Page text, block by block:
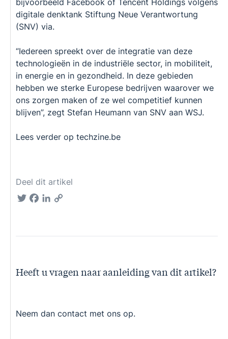
digitale denktank Stiftung Neue Verantwortung
(SNV) via.
“Iedereen spreekt over de integratie van deze
technologieën in de industriële sector, in mobiliteit,
in energie en in gezondheid. In deze gebieden
hebben we sterke Europese bedrijven waarover we
ons zorgen maken of ze wel competitief kunnen
blijven”, zegt Stefan Heumann van SNV aan WSJ.
Lees verder op techzine.be
Deel dit artikel
TwitterFacebook
LinkedIn
Heeft u vragen naar aanleiding van dit artikel?
Neem dan contact met ons op.